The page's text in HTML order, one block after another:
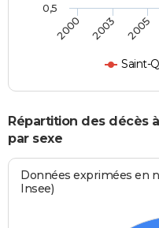
Saint-
2000 2003 2005
0,5
Répartition des décès
par sexe
Données exprimées en
Insee)